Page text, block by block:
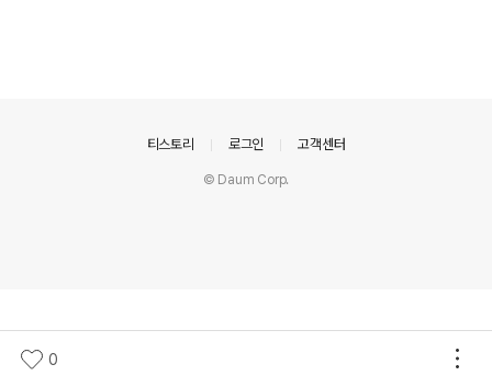
0
티스토리 로그인 고객센터
© Daum Corp.